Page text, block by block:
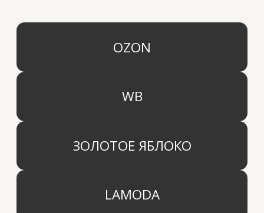
Средства для уборки дома
Производство
г. Москва
Охрана труда
Доставка и оплата